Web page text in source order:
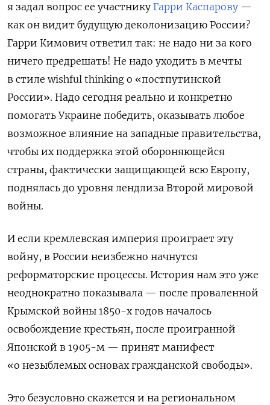
я задал вопрос ее участнику Гарри Каспарову —
как он видит будущую деколонизацию России?
Гарри Кимович ответил так: не надо ни за кого
ничего предрешать! Не надо уходить в мечты
в стиле wishful thinking о «постпутинской
России». Надо сегодня реально и конкретно
помогать Украине победить, оказывать любое
возможное влияние на западные правительства,
чтобы их поддержка этой обороняющейся
страны, фактически защищающей всю Европу,
поднялась до уровня лендлиза Второй мировой
войны.
И если кремлевская империя проиграет эту
войну, в России неизбежно начнутся
реформаторские процессы. История нам это уже
неоднократно показывала — после проваленной
Крымской войны 1850-х годов началось
освобождение крестьян, после проигранной
Японской в 1905-м — принят манифест
«о незыблемых основах гражданской свободы».
Это безусловно скажется и на региональном